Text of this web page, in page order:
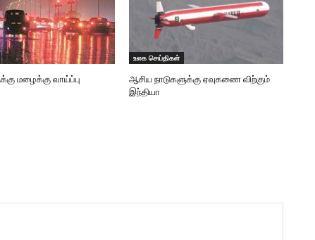
மழைக்கு வாய்ப்பு
உலக செய்திகள்
ஆசிய நாடுகளுக்கு ஏவுகணை விற்கும்
இந்தியா